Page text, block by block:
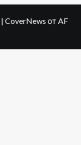
| CoverNews от AF